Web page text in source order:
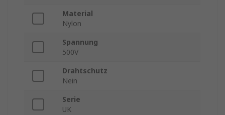
Material
Nylon
Spannung
500V
Drahtschutz
Nein
Serie
UK